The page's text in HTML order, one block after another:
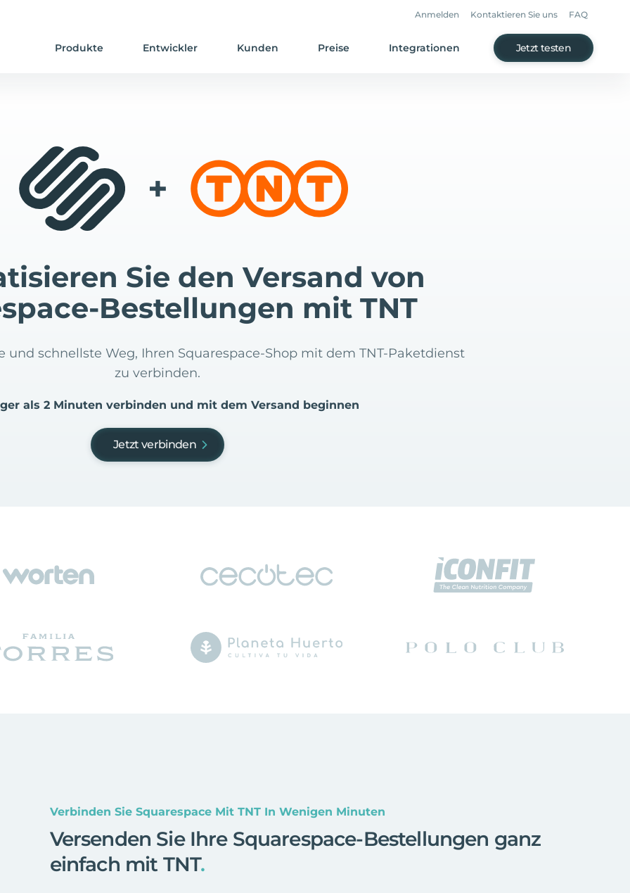
Anmelden Kontaktieren Sie uns FAQ
Produkte Entwickler Kunden Preise Integrationen Jetzt testen
+
Sie den Versand von
Bestellungen mit TNT
und schnellste Weg, Ihren Squarespace-Shop mit dem TNT-Paketdienst
zu verbinden.
als 2 Minuten verbinden und mit dem Versand beginnen
Jetzt verbinden
Verbinden Sie Squarespace Mit TNT In Wenigen Minuten
Versenden Sie Ihre Squarespace-Bestellungen ganz
einfach mit TNT.